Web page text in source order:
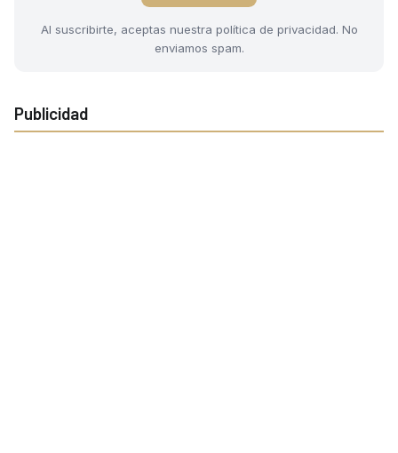
Al suscribirte, aceptas nuestra política de privacidad. No
enviamos spam.
Publicidad